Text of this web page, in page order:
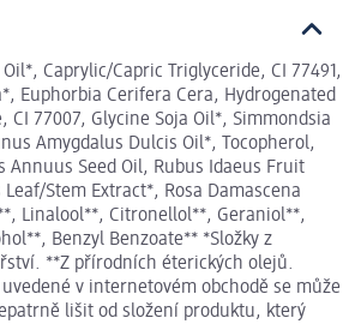
Caprylic/Capric Triglyceride, CI 77491,
Euphorbia Cerifera Cera, Hydrogenated
CI 77007, Glycine Soja Oil*, Simmondsia
Amygdalus Dulcis Oil*, Tocopherol,
Annuus Seed Oil, Rubus Idaeus Fruit
Stem Extract*, Rosa Damascena
Linalool**, Citronellol**, Geraniol**,
Benzyl Benzoate** *Složky z
**Z přírodních éterických olejů.
v internetovém obchodě se může
lišit od složení produktu, který